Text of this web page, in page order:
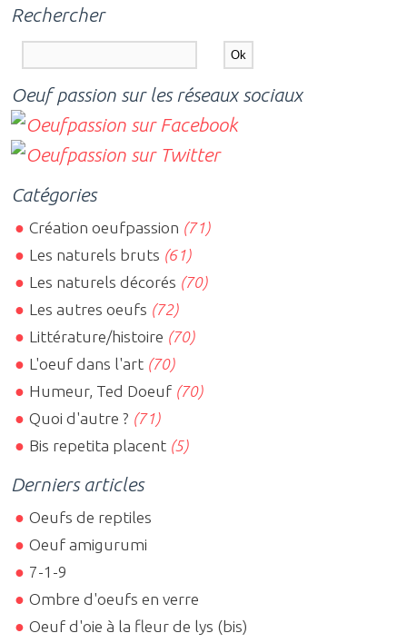
Rechercher
Oeuf passion sur les réseaux sociaux
Catégories
Création oeufpassion (71)
Les naturels bruts (61)
Les naturels décorés (70)
Les autres oeufs (72)
Littérature/histoire (70)
L'oeuf dans l'art (70)
Humeur, Ted Doeuf (70)
Quoi d'autre ? (71)
Bis repetita placent (5)
Derniers articles
Oeufs de reptiles
Oeuf amigurumi
7-1-9
Ombre d'oeufs en verre
Oeuf d'oie à la fleur de lys (bis)